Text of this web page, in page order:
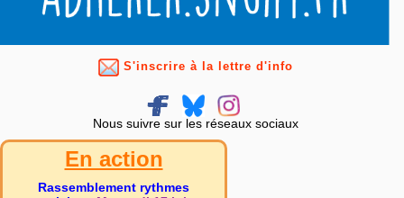
S'inscrire à la lettre d'info
Nous suivre sur les réseaux sociaux
En action
Rassemblement rythmes